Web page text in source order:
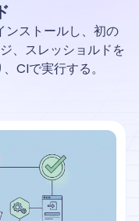
ストールし、初の
、スレッショルドを
CIで実行する。